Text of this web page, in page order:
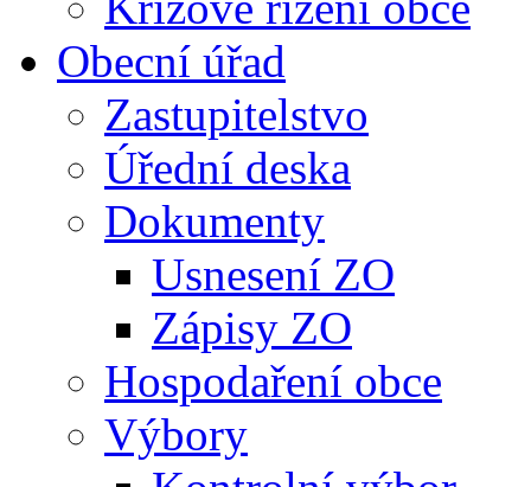
Obecní úřad
Zastupitelstvo
Úřední deska
Dokumenty
Usnesení ZO
Zápisy ZO
Hospodaření obce
Výbory